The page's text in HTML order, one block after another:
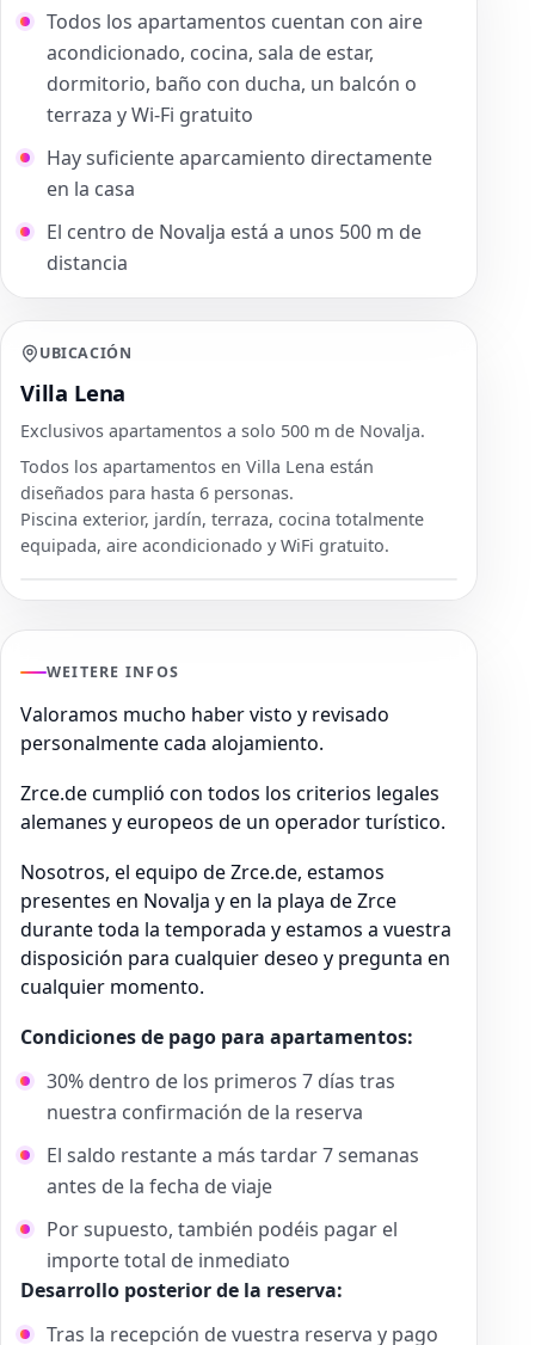
Todos los apartamentos cuentan con aire
acondicionado, cocina, sala de estar,
dormitorio, baño con ducha, un balcón o
terraza y Wi-Fi gratuito
Hay suficiente aparcamiento directamente
en la casa
El centro de Novalja está a unos 500 m de
distancia
UBICACIÓN
Villa Lena
Exclusivos apartamentos a solo 500 m de Novalja.
Todos los apartamentos en Villa Lena están
diseñados para hasta 6 personas.
Piscina exterior, jardín, terraza, cocina totalmente
equipada, aire acondicionado y WiFi gratuito.
WEITERE INFOS
Valoramos mucho haber visto y revisado
personalmente cada alojamiento.
Zrce.de cumplió con todos los criterios legales
alemanes y europeos de un operador turístico.
Nosotros, el equipo de Zrce.de, estamos
presentes en Novalja y en la playa de Zrce
durante toda la temporada y estamos a vuestra
disposición para cualquier deseo y pregunta en
cualquier momento.
Condiciones de pago para apartamentos:
30% dentro de los primeros 7 días tras
nuestra confirmación de la reserva
El saldo restante a más tardar 7 semanas
antes de la fecha de viaje
Por supuesto, también podéis pagar el
importe total de inmediato
Desarrollo posterior de la reserva:
Tras la recepción de vuestra reserva y pago